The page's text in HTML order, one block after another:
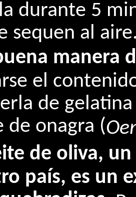
durante 5
sequen al
manera
el
de
de onagra (
de oliva,
país, es un